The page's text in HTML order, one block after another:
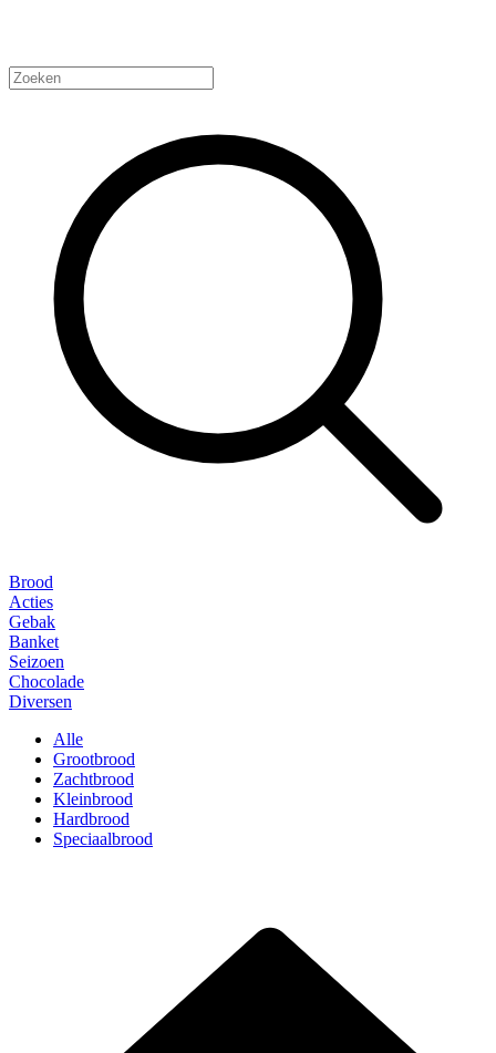
Brood
Acties
Gebak
Banket
Seizoen
Chocolade
Diversen
Alle
Grootbrood
Zachtbrood
Kleinbrood
Hardbrood
Speciaalbrood